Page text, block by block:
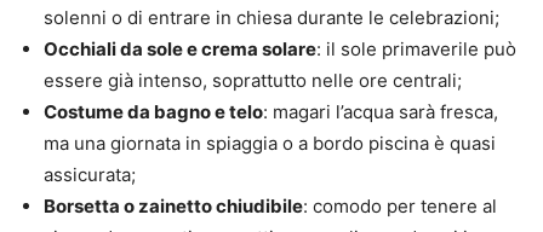
solenni o di entrare in chiesa durante le celebrazioni;
Occhiali da sole e crema solare: il sole primaverile può
essere già intenso, soprattutto nelle ore centrali;
Costume da bagno e telo: magari l’acqua sarà fresca,
ma una giornata in spiaggia o a bordo piscina è quasi
assicurata;
Borsetta o zainetto chiudibile: comodo per tenere al